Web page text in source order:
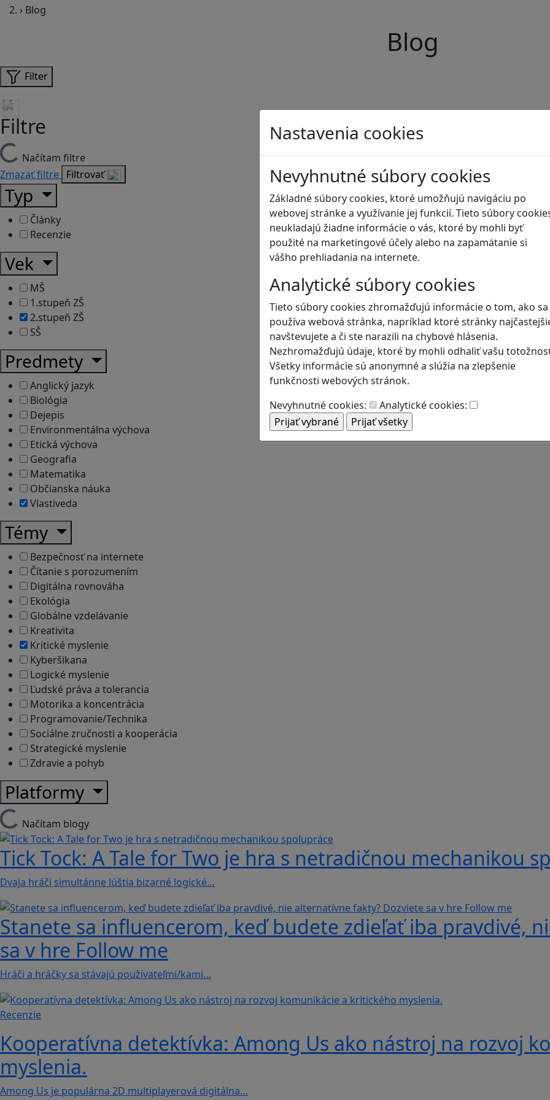
Nastavenia cookies
Nevyhnutné súbory cookies
Základné súbory cookies, ktoré umožňujú navigáciu po
webovej stránke a využívanie jej funkcií. Tieto súbory
neukladajú žiadne informácie o vás, ktoré by mohli byť
použité na marketingové účely alebo na zapamätanie si
vášho prehliadania na internete.
Analytické súbory cookies
Tieto súbory cookies zhromažďujú informácie o tom, ako sa
používa webová stránka, napríklad ktoré stránky
navštevujete a či ste narazili na chybové hlásenia.
Nezhromažďujú údaje, ktoré by mohli odhaliť vašu
Všetky informácie sú anonymné a slúžia na zlepšenie
funkčnosti webových stránok.
Nevyhnutné cookies:
Analytické cookies:
› Blog
Blog
Filter
Filtre
Načítam filtre
Zmazať filtre Filtrovať
Typ
Články
Recenzie
Vek
MŠ
1.stupeň ZŠ
2.stupeň ZŠ
SŠ
Predmety
Anglický jazyk
Biológia
Dejepis
Environmentálna výchova
Etická výchova
Geografia
Matematika
Občianska náuka
Vlastiveda
Témy
Bezpečnosť na internete
Čítanie s porozumením
Digitálna rovnováha
Ekológia
Globálne vzdelávanie
Kreativita
Kritické myslenie
Kyberšikana
Logické myslenie
Ľudské práva a tolerancia
Motorika a koncentrácia
Programovanie/Technika
Sociálne zručnosti a kooperácia
Strategické myslenie
Zdravie a pohyb
Platformy
Načítam blogy
Tick Tock: A Tale for Tw‪o je hra s netradičnou mechanikou
Dvaja hráči simultánne lúštia bizarné logické…
Stanete sa influencerom, keď budete zdieľať iba pravdivé,
sa v hre Follow me
Hráči a hráčky sa stávajú používateľmi/kami…
Recenzie
Kooperatívna detektívka: Among Us ako nástroj na rozvoj
myslenia.
Among Us je populárna 2D multiplayerová digitálna…